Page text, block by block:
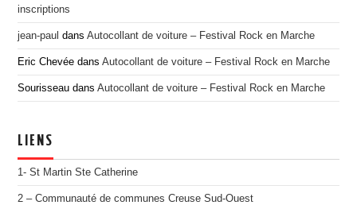
inscriptions
jean-paul dansAutocollant de voiture – Festival Rock en Marche
Eric Chevée dansAutocollant de voiture – Festival Rock en Marche
Sourisseau dansAutocollant de voiture – Festival Rock en Marche
LIENS
1- St Martin Ste Catherine
2 – Communauté de communes Creuse Sud-Ouest